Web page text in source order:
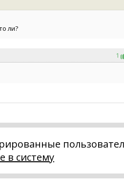
ли?
1
в систему